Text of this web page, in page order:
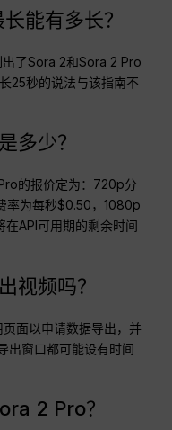
能有多长？
了Sora 2和Sora 2 Pro
25秒的说法与该指南不
多少？
的报价定为：720p分
率为每秒$0.50，1080p
API可用期的剩余时间
视频吗？
面以申请数据导出，并
出窗口都可能设有时间
2 Pro？